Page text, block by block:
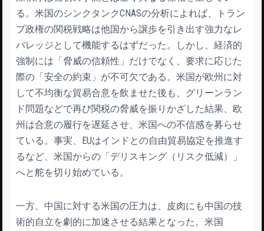
る。米国のシンクタンクCNASの分析によれば、トラン
プ政権の関税戦略は他国から譲歩を引き出す強力なレ
バレッジとして機能するはずだった。しかし、経済的
強制には「脅威の信頼性」だけでなく、要求に応じた
際の「安全の約束」が不可欠である。米国が欧州に対
して不均衡な貿易合意を飲ませた後も、グリーンラン
ド問題などで再び関税の脅威を振りかざした結果、欧
州は合意の履行を遅延させ、米国への不信感を募らせ
ている。事実、EUはインドとの自由貿易協定を推進す
るなど、米国からの「デリスキング（リスク低減）」
へと舵を切り始めている。
一方、中国に対する米国の圧力は、皮肉にも中国の技
術的自立を劇的に加速させる結果となった。米国